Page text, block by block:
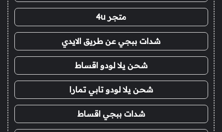
متجر 4u
شدات ببجي عن طريق الايدي
شحن يلا لودو اقساط
شحن يلا لودو تابي تمارا
شدات ببجي اقساط